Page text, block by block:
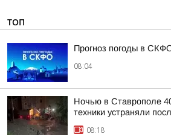
ТОП
Прогноз погоды в
08:04
Ночью в Ставрополе
техники устраняли
08:18